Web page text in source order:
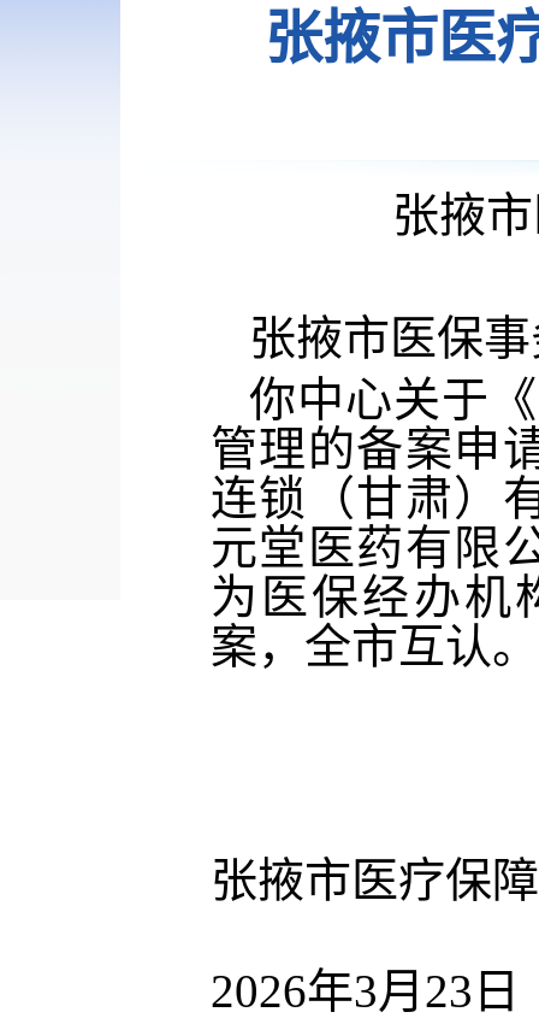
张掖市医
张掖
张掖市医保
你中心关于
管理的备案申
连锁（甘肃）
元堂医药有限
为医保经办机
案，全市互认。
张掖市医疗保
2026年3月23日